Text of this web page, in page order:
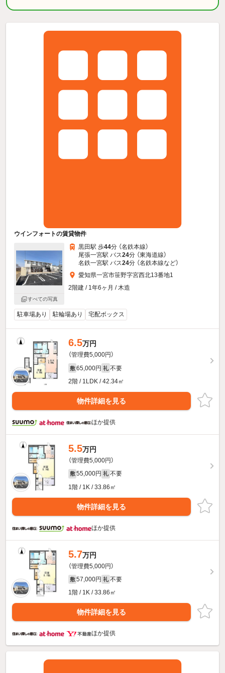
ウインフォートの賃貸物件
すべての写真
黒田駅 歩44分 （名鉄本線）
尾張一宮駅 バス24分 （東海道線）
名鉄一宮駅 バス24分 （名鉄本線など）
愛知県一宮市笹野字宮西北13番地1
2階建 / 1年6ヶ月 / 木造
駐車場あり 駐輪場あり 宅配ボックス
6.5万円
（管理費5,000円）
敷 65,000円 礼 不要
2階 / 1LDK / 42.34㎡
物件詳細を見る
ほか提供
5.5万円
（管理費5,000円）
敷 55,000円 礼 不要
1階 / 1K / 33.86㎡
物件詳細を見る
ほか提供
5.7万円
（管理費5,000円）
敷 57,000円 礼 不要
1階 / 1K / 33.86㎡
物件詳細を見る
ほか提供